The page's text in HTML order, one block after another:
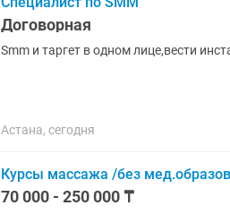
Договорная
Smm и таргет в одном лице,вести
Астана, сегодня
Курсы массажа /без
70 000 - 250 000 ₸